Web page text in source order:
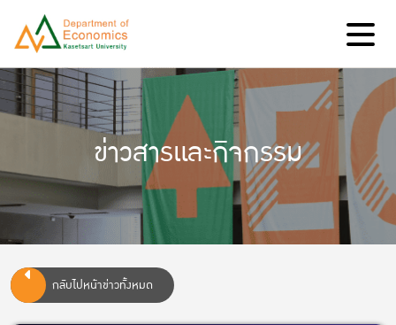
ข่าวสารและกิจกรรม
กลับไปหน้าข่าวทั้งหมด